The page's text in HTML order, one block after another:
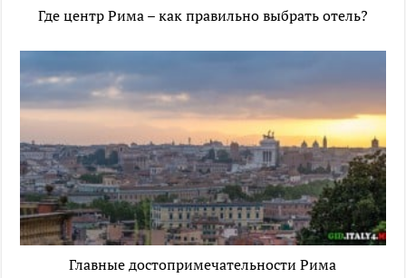
Где центр Рима – как правильно выбрать отель?
Главные достопримечательности Рима